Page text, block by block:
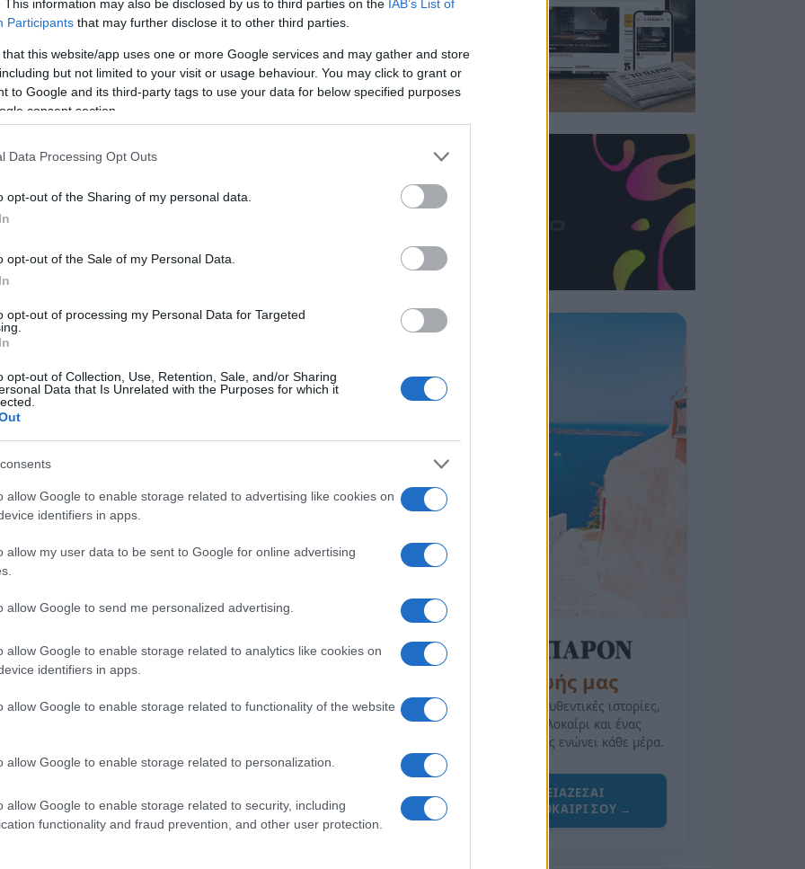
This information may also be disclosed by us to third parties on the IAB’s List of
Participants that may further disclose it to other third parties.
that this website/app uses one or more Google services and may gather and store
but not limited to your visit or usage behaviour. You may click to grant or
to Google and its third-party tags to use your data for below specified purposes
consent section.
Data Processing Opt Outs
opt-out of the Sharing of my personal data.
opt-out of the Sale of my Personal Data.
opt-out of processing my Personal Data for Targeted
opt-out of Collection, Use, Retention, Sale, and/or Sharing
Data that Is Unrelated with the Purposes for which it
allow Google to enable storage related to advertising like cookies on
identifiers in apps.
allow my user data to be sent to Google for online advertising
allow Google to send me personalized advertising.
allow Google to enable storage related to analytics like cookies on
identifiers in apps.
allow Google to enable storage related to functionality of the website
allow Google to enable storage related to personalization.
allow Google to enable storage related to security, including
functionality and fraud prevention, and other user protection.
Πώς να ξεφλουδίζεις εύκολα το σκόρδο
Πόλεμοι και ένα… Τσουνάμι Αλλαγών: Η
ΤΣΟΥΝΑΜΙ ψηφιακής οργής…
συμπαρασύρει την κυβέρνηση
Ο καιρός των επομένων ημερών:
Κανονικός Αύγουστος με δυνατούς
θερμοκρασίας
της Ζωής μας
Οι άνθρωποι, οι αυθεντικές ιστορίες,
το ελληνικό καλοκαίρι και ένας
πολιτισμός που μας ενώνει κάθε μέρα.
ΟΣΑ ΧΡΕΙΑΖΕΣΑΙ
ΓΙΑ ΤΟ ΚΑΛΟΚΑΙΡΙ ΣΟΥ →